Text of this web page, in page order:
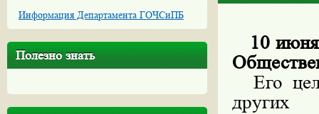
Информация Департамента ГОЧСиПБ
Полезно знать
10
Его
других